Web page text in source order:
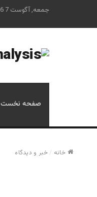
جمعه, آگوست 7 2026
صفحه نخست
خانه /خبر و دیدگاه